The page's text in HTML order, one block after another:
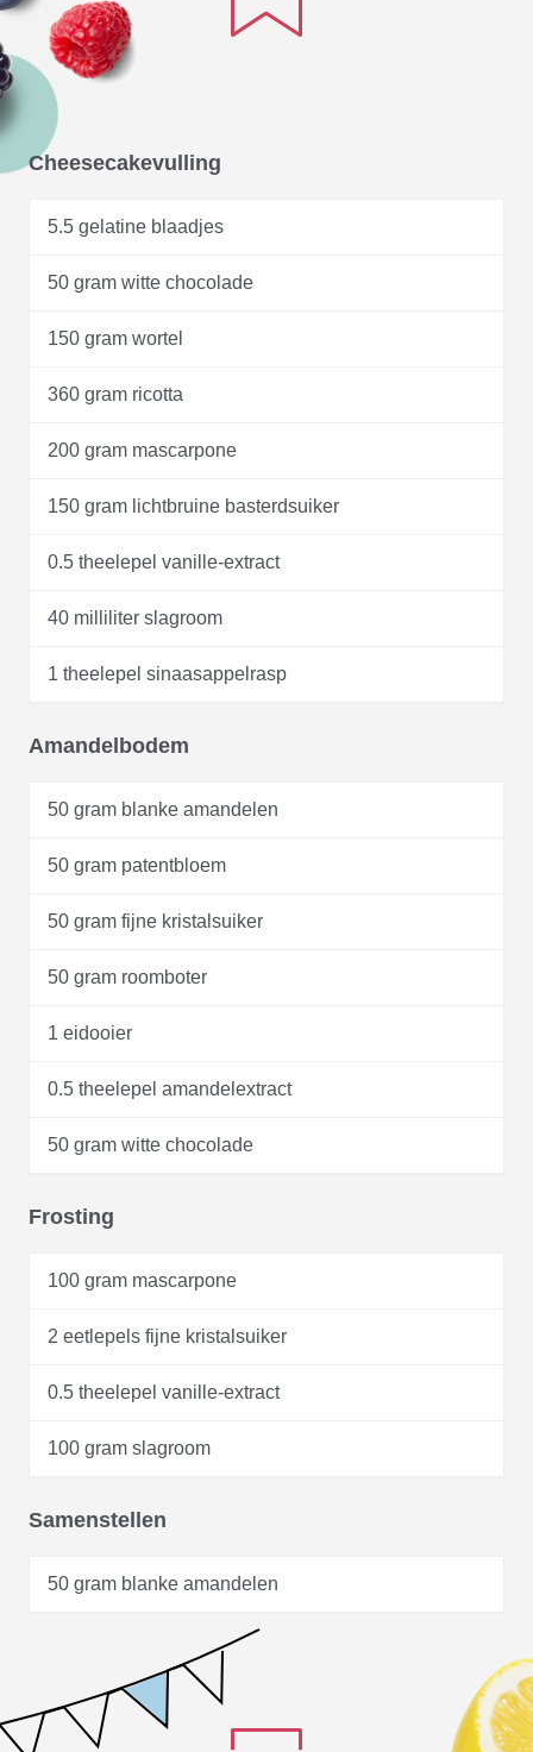
Cheesecakevulling
5.5 gelatine blaadjes
50 gram witte chocolade
150 gram wortel
360 gram ricotta
200 gram mascarpone
150 gram lichtbruine basterdsuiker
0.5 theelepel vanille-extract
40 milliliter slagroom
1 theelepel sinaasappelrasp
Amandelbodem
50 gram blanke amandelen
50 gram patentbloem
50 gram fijne kristalsuiker
50 gram roomboter
1 eidooier
0.5 theelepel amandelextract
50 gram witte chocolade
Frosting
100 gram mascarpone
2 eetlepels fijne kristalsuiker
0.5 theelepel vanille-extract
100 gram slagroom
Samenstellen
50 gram blanke amandelen